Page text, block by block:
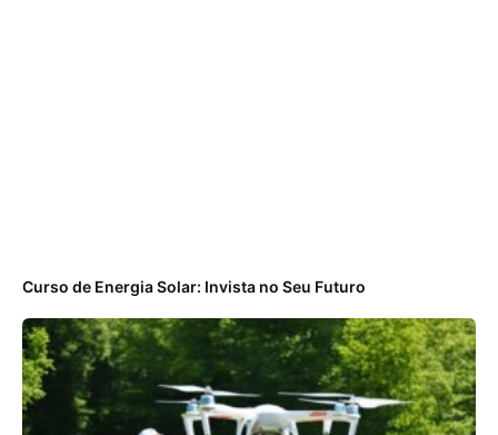
Curso de Energia Solar: Invista no Seu Futuro